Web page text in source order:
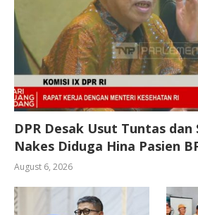
DPR Desak Usut Tuntas dan
Nakes Diduga Hina Pasien
August 6, 2026